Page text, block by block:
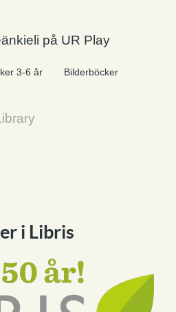
på UR Play
3-6 år
Bilderböcker
i Libris